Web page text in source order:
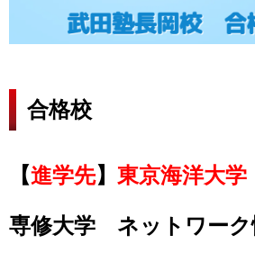
合格校
【進学先】 東京海洋大
専修大学 ネットワーク